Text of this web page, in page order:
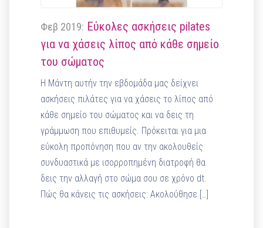
Φεβ 2019: Εύκολες ασκήσεις pilates
για να χάσεις λίπος από κάθε σημείο
του σώματος
Η Μάντη αυτήν την εβδομάδα μας δείχνει
ασκήσεις πιλάτες για να χάσεις το λίπος από
κάθε σημείο του σώματος και να δεις τη
γράμμωση που επιθυμείς. Πρόκειται για μια
εύκολη προπόνηση που αν την ακολουθείς
συνδυαστικά με ισορροπημένη διατροφή θα
δεις την αλλαγή στο σώμα σου σε χρόνο dt.
Πώς θα κάνεις τις ασκήσεις: Ακολούθησε […]